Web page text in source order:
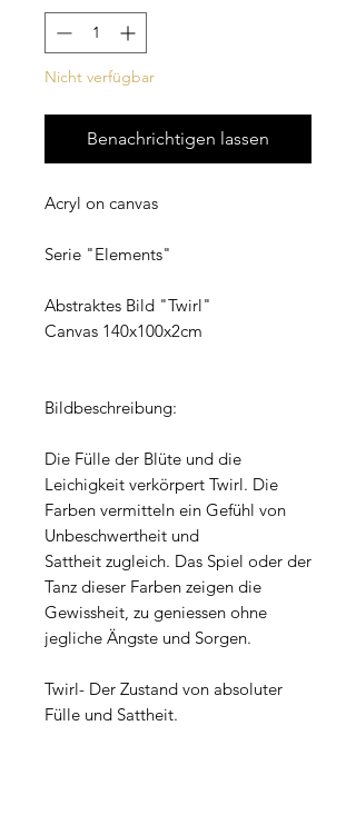
Nicht verfügbar
Benachrichtigen lassen
Acryl on canvas
Serie "Elements"
Abstraktes Bild "Twirl"
Canvas 140x100x2cm
Bildbeschreibung:
Die Fülle der Blüte und die
Leichigkeit verkörpert Twirl. Die
Farben vermitteln ein Gefühl von
Unbeschwertheit und
Sattheit zugleich. Das Spiel oder der
Tanz dieser Farben zeigen die
Gewissheit, zu geniessen ohne
jegliche Ängste und Sorgen.
Twirl- Der Zustand von absoluter
Fülle und Sattheit.